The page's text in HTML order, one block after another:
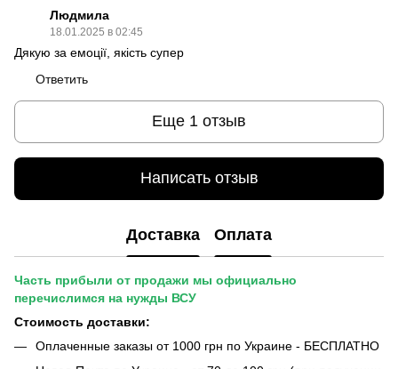
Людмила
18.01.2025 в 02:45
Дякую за емоції, якість супер
Ответить
Еще 1 отзыв
Написать отзыв
Доставка Оплата
Часть прибыли от продажи мы официально
перечислимся на нужды ВСУ
Стоимость доставки:
Оплаченные заказы от 1000 грн по Украине - БЕСПЛАТНО